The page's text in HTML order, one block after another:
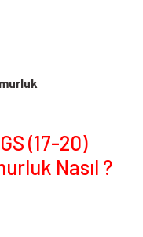
(17-20)
Nasıl ?